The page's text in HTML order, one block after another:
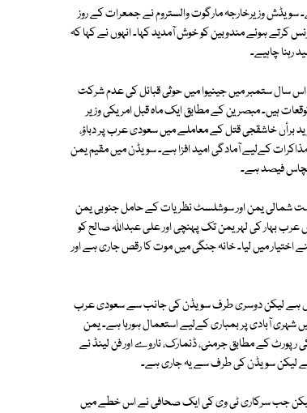
وزیرخارجہ مارگوت والستروم نے جمعرات کے روز
ہوئے مندوبین کو خوش آمدید کہا۔ انہوں نے کہا کہ
رہنا چاہیے۔
ہیں۔ امن مذاکرات اس سال ستمبر میں جینیوا میں حوثی قبائل کی عدم شرکت
ہیں۔ مبصرین کے مطابق ایک ماہ قبل امریکی وزیر
برأں خاشقجی قتل کے معاملے میں سعودی عرب پر دباؤ،
کےلیے آمادگی امید افزا ہے۔ سویڈن میں مقیم یمن
پچاس فیصد ہے۔
بٹا ہوا تھا۔ قدامت پرست شمالی یمن اور سوشلسٹ نظریات کے حامل جنوبی یمن
سے جمہوریہ یمن کی مملکت کے صدر علی عبداللہ صالح مقرر ہوئے۔ 2011 میں عرب بہار کی لہر یمن تک پہنچی اور علی عبداللہ صالح کو
یافتہ حوثی قبائل نے 2014 میں صنعا شہر کو اپنے اختیار میں لیا۔ خانہ جنگی میں موت کا رقص جاری ہے اور
ہے لیکن دوسری طرف سویڈن کی جانب سے سعودی عرب
آبادی پر بمباری کےلیے استعمال ہورہا ہے۔ یمن
کے مطابق جرمنی، ڈنمارک، ناروے اور فن لینڈ نے
ہے لیکن سویڈن کی طرف سے یہ جاری ہے۔
لیکن جب سرکاری ٹی وی کی ایک صحافی نے اس خطے میں